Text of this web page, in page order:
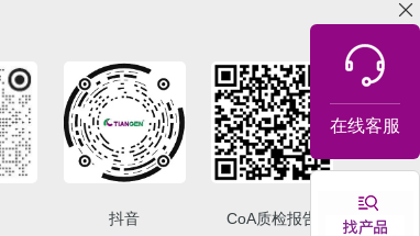
抖音 CoA质检报告
在线客服